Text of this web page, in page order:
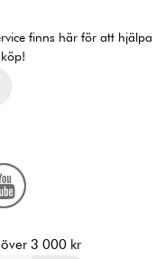
finns här för att hjälpa
3 000 kr